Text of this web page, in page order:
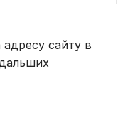
адресу сайту в